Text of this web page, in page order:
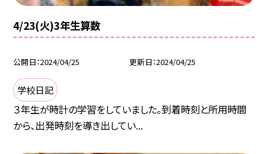
4/23(火)3年生算数
公開日 2024/04/25 更新日 2024/04/25
学校日記
３年生が時計の学習をしていました。到着時刻と所用時間
から、出発時刻を導き出してい...